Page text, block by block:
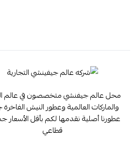
محل عالم جيفنشي متخصصون في عالم
والماركات العالمية وعطور النيش
عطورنا أصلية نقدمها لكم بأقل الأسعار
قطاعي